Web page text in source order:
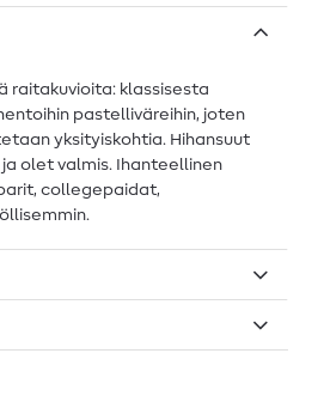
raitakuvioita: klassisesta
pastelliväreihin, joten
yksityiskohtia. Hihansuut
olet valmis. Ihanteellinen
collegepaidat,